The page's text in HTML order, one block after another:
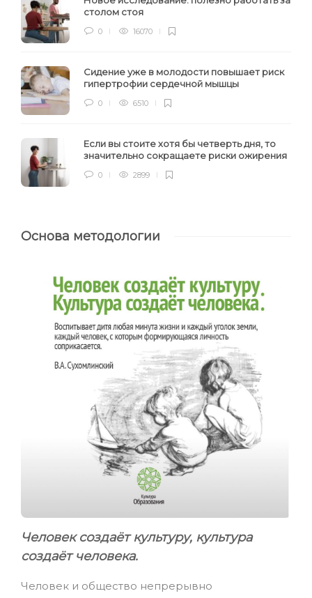
столом стоя
0 16070
Сидение уже в молодости повышает риск
гипертрофии сердечной мышцы
0 6510
Если вы стоите хотя бы четверть дня, то
значительно сокращаете риски ожирения
0 2899
Основа методологии
Человек создаёт культуру, культура
создаёт человека.
Человек и общество непрерывно